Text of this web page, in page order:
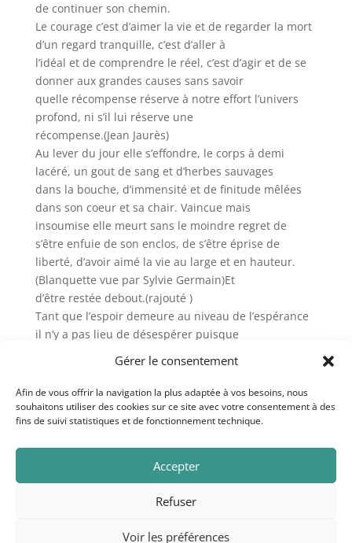
Gérer le consentement
Afin de vous offrir la navigation la plus adaptée à vos besoins, nous
souhaitons utiliser des cookies sur ce site avec votre consentement à des
fins de suivi statistiques et de fonctionnement technique.
Accepter
Refuser
Voir les préférences
de continuer son chemin.
Le courage c’est d’aimer la vie et de regarder la mort
d’un regard tranquille, c’est d’aller à
l’idéal et de comprendre le réel, c’est d’agir et de se
donner aux grandes causes sans savoir
quelle récompense réserve à notre effort l’univers
profond, ni s’il lui réserve une
récompense.(Jean Jaurès)
Au lever du jour elle s’effondre, le corps à demi
lacéré, un gout de sang et d’herbes sauvages
dans la bouche, d’immensité et de finitude mêlées
dans son coeur et sa chair. Vaincue mais
insoumise elle meurt sans le moindre regret de
s’être enfuie de son enclos, de s’être éprise de
liberté, d’avoir aimé la vie au large et en hauteur.
(Blanquette vue par Sylvie Germain)Et
d’être restée debout.(rajouté )
Tant que l’espoir demeure au niveau de l’espérance
il n’y a pas lieu de désespérer puisque
rien de ce qui est fini n’est jamais totalement achevé
tant que tout n’est pas terminé.(Pierre
Dac)
Au trésor des souffles. Copyright © 2020. Crédits
photo: Curioso Photography.